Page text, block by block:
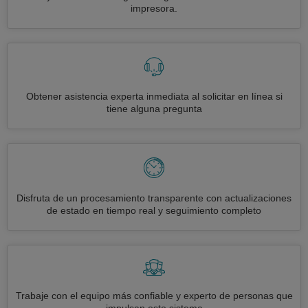
impresora.
Obtener asistencia experta inmediata al solicitar en línea si
tiene alguna pregunta
Disfruta de un procesamiento transparente con actualizaciones
de estado en tiempo real y seguimiento completo
Trabaje con el equipo más confiable y experto de personas que